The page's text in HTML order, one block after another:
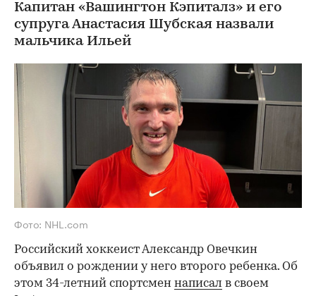
Капитан «Вашингтон Кэпиталз» и его
супруга Анастасия Шубская назвали
мальчика Ильей
Фото: NHL.com
Российский хоккеист Александр Овечкин
объявил о рождении у него второго ребенка. Об
этом 34-летний спортсмен написал в своем